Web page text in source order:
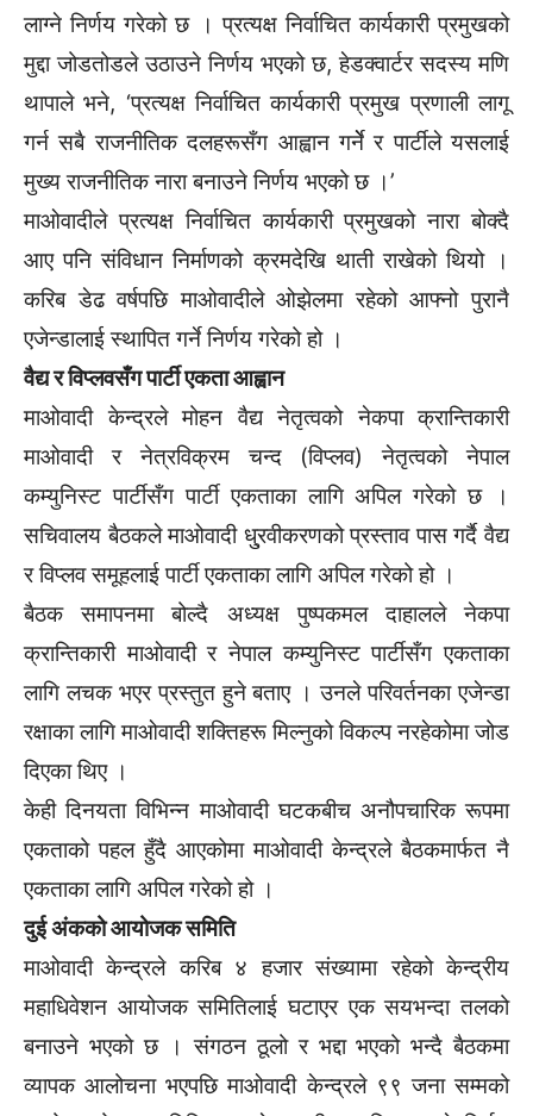
लाग्ने निर्णय गरेको छ । प्रत्यक्ष निर्वाचित कार्यकारी प्रमुखको
मुद्दा जोडतोडले उठाउने निर्णय भएको छ, हेडक्वार्टर सदस्य मणि
थापाले भने, ‘प्रत्यक्ष निर्वाचित कार्यकारी प्रमुख प्रणाली लागू
गर्न सबै राजनीतिक दलहरूसँग आह्वान गर्नेे र पार्टीले यसलाई
मुख्य राजनीतिक नारा बनाउने निर्णय भएको छ ।’
माओवादीले प्रत्यक्ष निर्वाचित कार्यकारी प्रमुखको नारा बोक्दै
आए पनि संविधान निर्माणको क्रमदेखि थाती राखेको थियो ।
करिब डेढ वर्षपछि माओवादीले ओझेलमा रहेको आफ्नो पुरानै
एजेन्डालाई स्थापित गर्ने निर्णय गरेको हो ।
वैद्य र विप्लवसँग पार्टी एकता आह्वान
माओवादी केन्द्रले मोहन वैद्य नेतृत्वको नेकपा क्रान्तिकारी
माओवादी र नेत्रविक्रम चन्द (विप्लव) नेतृत्वको नेपाल
कम्युनिस्ट पार्टीसँग पार्टी एकताका लागि अपिल गरेको छ ।
सचिवालय बैठकले माओवादी धु्रवीकरणको प्रस्ताव पास गर्दै वैद्य
र विप्लव समूहलाई पार्टी एकताका लागि अपिल गरेको हो ।
बैठक समापनमा बोल्दै अध्यक्ष पुष्पकमल दाहालले नेकपा
क्रान्तिकारी माओवादी र नेपाल कम्युनिस्ट पार्टीसँग एकताका
लागि लचक भएर प्रस्तुत हुने बताए । उनले परिवर्तनका एजेन्डा
रक्षाका लागि माओवादी शक्तिहरू मिल्नुको विकल्प नरहेकोमा जोड
दिएका थिए ।
केही दिनयता विभिन्न माओवादी घटकबीच अनौपचारिक रूपमा
एकताको पहल हुँदै आएकोमा माओवादी केन्द्रले बैठकमार्फत नै
एकताका लागि अपिल गरेको हो ।
दुई अंकको आयोजक समिति
माओवादी केन्द्रले करिब ४ हजार संख्यामा रहेको केन्द्रीय
महाधिवेशन आयोजक समितिलाई घटाएर एक सयभन्दा तलको
बनाउने भएको छ । संगठन ठूलो र भद्दा भएको भन्दै बैठकमा
व्यापक आलोचना भएपछि माओवादी केन्द्रले ९९ जना सम्मको